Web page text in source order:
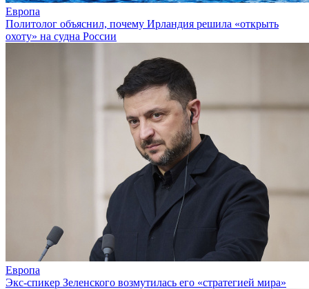
Европа
Политолог объяснил, почему Ирландия решила «открыть
охоту» на судна России
Европа
Экс-спикер Зеленского возмутилась его «стратегией мира»